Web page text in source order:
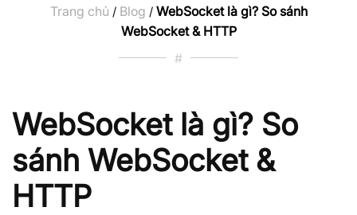
Trang chủ / Blog / WebSocket là gì? So sánh
WebSocket & HTTP
#
WebSocket là gì? So
sánh WebSocket &
HTTP